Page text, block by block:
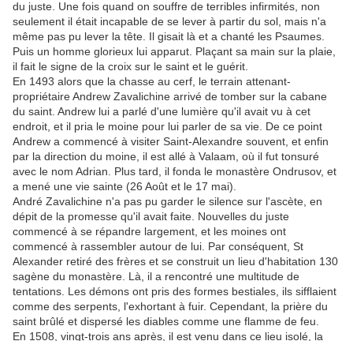
du juste. Une fois quand on souffre de terribles infirmités, non
seulement il était incapable de se lever à partir du sol, mais n'a
même pas pu lever la tête. Il gisait là et a chanté les Psaumes.
Puis un homme glorieux lui apparut. Plaçant sa main sur la plaie,
il fait le signe de la croix sur le saint et le guérit.
En 1493 alors que la chasse au cerf, le terrain attenant-
propriétaire Andrew Zavalichine arrivé de tomber sur la cabane
du saint. Andrew lui a parlé d'une lumière qu'il avait vu à cet
endroit, et il pria le moine pour lui parler de sa vie. De ce point
Andrew a commencé à visiter Saint-Alexandre souvent, et enfin
par la direction du moine, il est allé à Valaam, où il fut tonsuré
avec le nom Adrian. Plus tard, il fonda le monastère Ondrusov, et
a mené une vie sainte (26 Août et le 17 mai).
André Zavalichine n'a pas pu garder le silence sur l'ascète, en
dépit de la promesse qu'il avait faite. Nouvelles du juste
commencé à se répandre largement, et les moines ont
commencé à rassembler autour de lui. Par conséquent, St
Alexander retiré des frères et se construit un lieu d'habitation 130
sagène du monastère. Là, il a rencontré une multitude de
tentations. Les démons ont pris des formes bestiales, ils sifflaient
comme des serpents, l'exhortant à fuir. Cependant, la prière du
saint brûlé et dispersé les diables comme une flamme de feu.
En 1508, vingt-trois ans après, il est venu dans ce lieu isolé, la